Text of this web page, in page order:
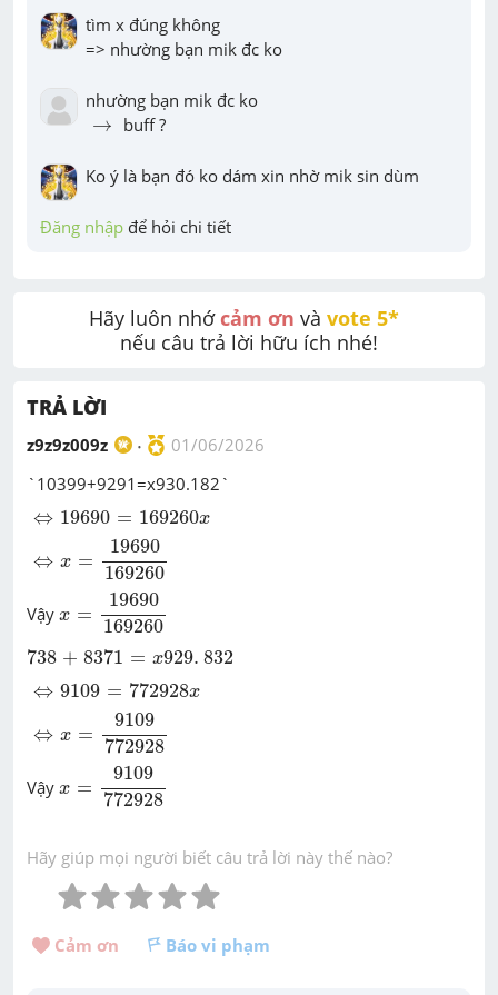
tìm x đúng không
=> nhường bạn mik đc ko
→
→ buff ?
Ko ý là bạn đó ko dám xin nhờ mik sin dùm
Đăng nhập để hỏi chi tiết
Hãy luôn nhớ cảm ơn và vote 5*
nếu câu trả lời hữu ích nhé!
TRẢ LỜI
z9z9z009z
01/06/2026
` 10399+9291=x930.182`
⇔ 19690 = 169260x
⇔19690= 169260x
⇔ x =
19690
169260
19690169260
Vậy x =
19690
169260
19690169260
738 + 8371 = x929. 832
738 + 8371= x929.832
⇔ 9109 = 772928x
⇔9109= 772928x
⇔ x =
9109
772928
772928
Vậy x =
9109
772928
9109772928
Hãy giúp mọi người biết câu trả lời này thế nào?
Cảm ơn Báo vi phạm